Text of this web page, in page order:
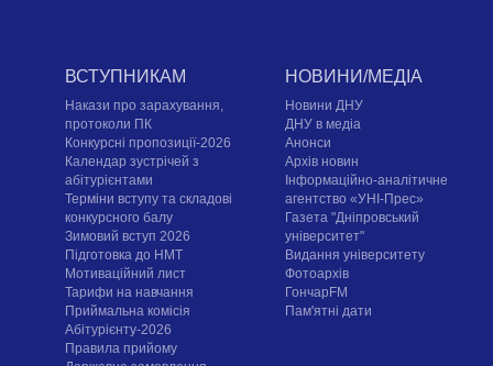
ВСТУПНИКАМ
Накази про зарахування,
протоколи ПК
Конкурсні пропозиції-2026
Календар зустрічей з
абітурієнтами
Терміни вступу та складові
конкурсного балу
Зимовий вступ 2026
Підготовка до НМТ
Мотиваційний лист
Тарифи на навчання
Приймальна комісія
Абітурієнту-2026
Правила прийому
НОВИНИ/МЕДІА
Новини ДНУ
ДНУ в медіа
Анонси
Архів новин
Інформаційно-аналітичне
агентство «УНІ-Прес»
Газета "Дніпровський
університет"
Видання університету
Фотоархів
ГончарFM
Пам'ятні дати